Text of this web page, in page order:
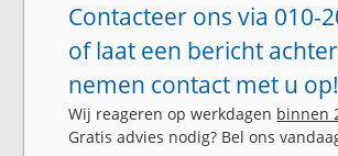
Contacteer ons via 010-
of laat een bericht
nemen contact met u op!
Wij reageren op werkdagen binnen
Gratis advies nodig? Bel ons